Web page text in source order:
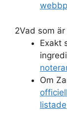
2Vad som
Exakt
Om
listade